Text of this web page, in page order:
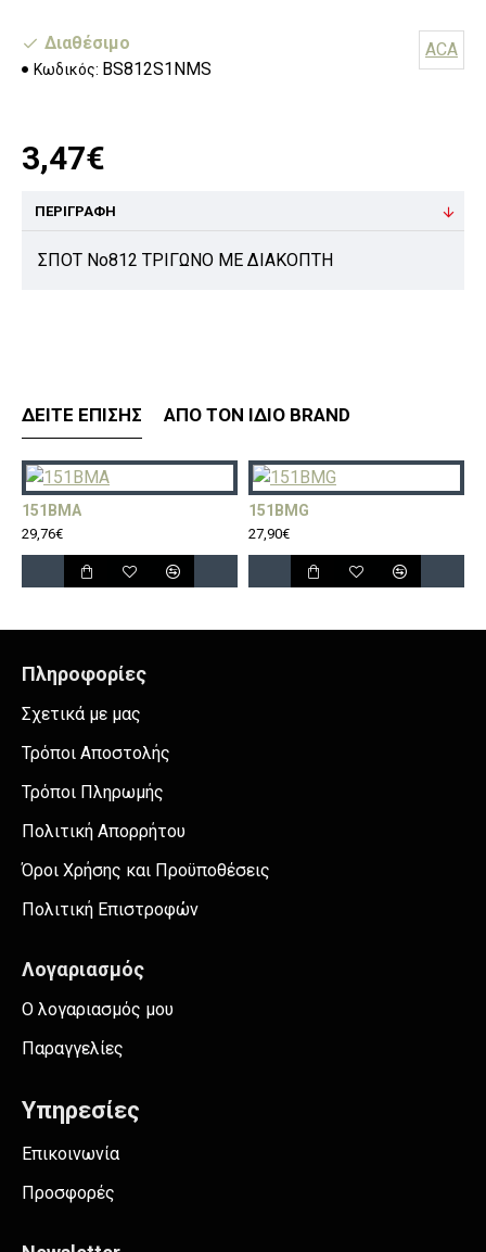
Διαθέσιμο
Κωδικός: BS812S1NMS
ACA
3,47€
ΠΕΡΙΓΡΑΦΉ
ΣΠΟΤ Νο812 ΤΡΙΓΩΝΟ ΜΕ ΔΙΑΚΟΠΤΗ
ΔΕΊΤΕ ΕΠΊΣΗΣ ΑΠΌ ΤΟΝ ΊΔΙΟ BRAND
151BMA
29,76€
151BMG
27,90€
Πληροφορίες
Σχετικά με μας
Τρόποι Αποστολής
Τρόποι Πληρωμής
Πολιτική Απορρήτου
Όροι Χρήσης και Προϋποθέσεις
Πολιτική Επιστροφών
Λογαριασμός
Ο λογαριασμός μου
Παραγγελίες
Υπηρεσίες
Επικοινωνία
Προσφορές